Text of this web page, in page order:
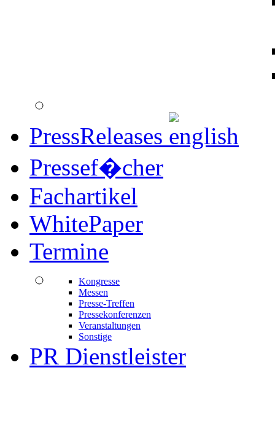
PressReleases
Pressef�cher
Fachartikel
WhitePaper
Termine
Kongresse
Messen
Presse-Treffen
Pressekonferenzen
Veranstaltungen
Sonstige
PR Dienstleister